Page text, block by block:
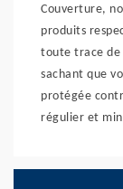
Couverture,
produits
toute trace de
sachant que
protégée
régulier et